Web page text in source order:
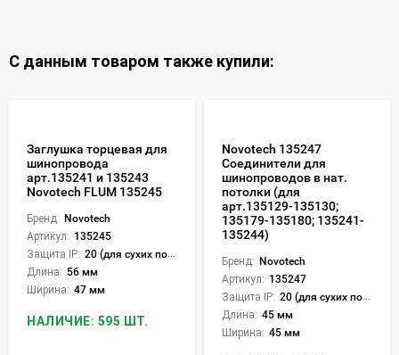
С данным товаром также купили:
Заглушка торцевая для
шинопровода
арт.135241 и 135243
Novotech FLUM 135245
Бренд: Novotech
Артикул: 135245
Защита IP: 20 (для сухих пом.)
Длина: 56 мм
Ширина: 47 мм
НАЛИЧИЕ: 595 ШТ.
Novotech 135247
Соединители для
шинопроводов в нат.
потолки (для
арт.135129-135130;
135179-135180; 135241-
135244)
Бренд: Novotech
Артикул: 135247
Защита IP: 20 (для сухих пом.)
Длина: 45 мм
Ширина: 45 мм